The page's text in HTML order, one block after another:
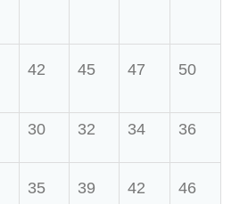
42 45 47 50
30 32 34 36
35 39 42 46